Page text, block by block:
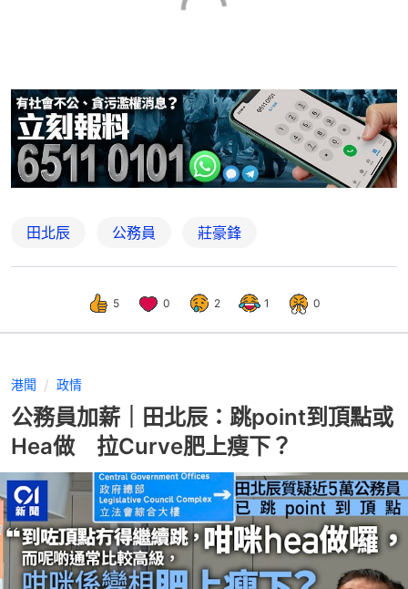
田北辰 公務員 莊豪鋒
5 0 2 1 0
港聞 政情
公務員加薪｜田北辰：跳point到頂點或
Hea做 拉Curve肥上瘦下？